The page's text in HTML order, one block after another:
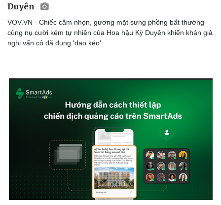
Duyên
VOV.VN - Chiếc cằm nhọn, gương mặt sưng phồng bất thường
cùng nụ cười kém tự nhiên của Hoa hậu Kỳ Duyên khiến khán giả
nghi vấn cô đã đụng 'dao kéo'.